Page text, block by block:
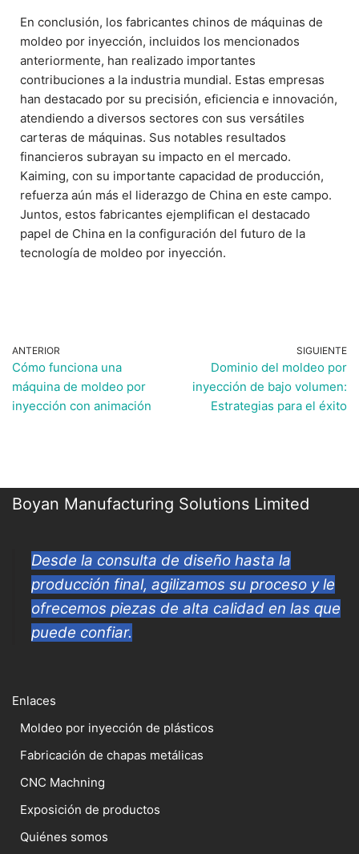
En conclusión, los fabricantes chinos de máquinas de
moldeo por inyección, incluidos los mencionados
anteriormente, han realizado importantes
contribuciones a la industria mundial. Estas empresas
han destacado por su precisión, eficiencia e innovación,
atendiendo a diversos sectores con sus versátiles
carteras de máquinas. Sus notables resultados
financieros subrayan su impacto en el mercado.
Kaiming, con su importante capacidad de producción,
refuerza aún más el liderazgo de China en este campo.
Juntos, estos fabricantes ejemplifican el destacado
papel de China en la configuración del futuro de la
tecnología de moldeo por inyección.
ANTERIOR
Cómo funciona una
máquina de moldeo por
inyección con animación
SIGUIENTE
Dominio del moldeo por
inyección de bajo volumen:
Estrategias para el éxito
Boyan Manufacturing Solutions Limited
Desde la consulta de diseño hasta la
producción final, agilizamos su proceso y le
ofrecemos piezas de alta calidad en las que
puede confiar.
Enlaces
Moldeo por inyección de plásticos
Fabricación de chapas metálicas
CNC Machning
Exposición de productos
Quiénes somos